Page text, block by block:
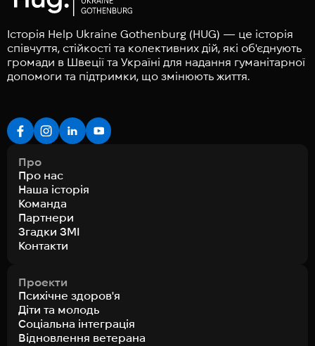
Історія Help Ukraine Gothenburg (HUG) — це історія
співчуття, стійкості та колективних дій, які об'єднують
громади в Швеції та Україні для надання гуманітарної
допомоги та підтримки, що змінюють життя.
Про
Про нас
Наша історія
Команда
Партнери
Згадки ЗМІ
Контакти
Проекти
Психічне здоров'я
Діти та молодь
Соціальна інтеграція
Відновлення ветерана